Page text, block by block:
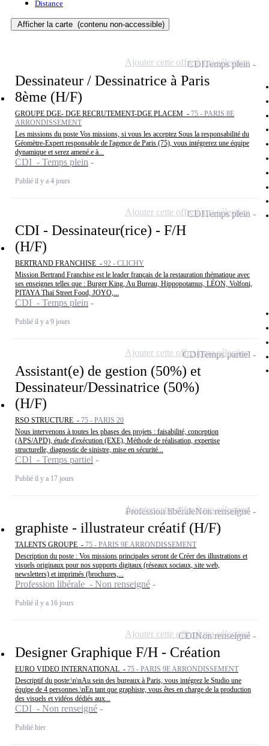
Distance
Afficher la carte (contenu non-accessible)
Dessinateur / Dessinatrice à Paris
8ème (H/F)
GROUPE DGE- DGE RECRUTEMENT-DGE PLACEM - 75 - PARIS 8E
ARRONDISSEMENT
Les missions du poste Vos missions, si vous les acceptez Sous la responsabilité du
Géomètre-Expert responsable de l'agence de Paris (75), vous intégrerez une équipe
dynamique et serez amené.e à...
CDI - Temps plein
Publié il y a 4 jours
CDITemps plein
Ajouter cette offre à ma sélection
CDI - Dessinateur(rice) - F/H
(H/F)
BERTRAND FRANCHISE - 92 - CLICHY
Mission Bertrand Franchise est le leader français de la restauration thématique avec
ses enseignes telles que : Burger King, Au Bureau, Hippopotamus, LÉON, Volfoni,
PITAYA Thaï Street Food, JOYO,...
CDI - Temps plein
Publié il y a 9 jours
CDITemps plein
Ajouter cette offre à ma sélection
Assistant(e) de gestion (50%) et
Dessinateur/Dessinatrice (50%)
(H/F)
RSO STRUCTURE - 75 - PARIS 20
Nous intervenons à toutes les phases des projets : faisabilité, conception
(APS/APD), étude d'exécution (EXE), Méthode de réalisation, expertise
structurelle, diagnostic de sinistre, mise en sécurité...
CDI - Temps partiel
Publié il y a 17 jours
CDITemps partiel
Ajouter cette offre à ma sélection
graphiste - illustrateur créatif (H/F)
TALENTS GROUPE - 75 - PARIS 9E ARRONDISSEMENT
Description du poste : Vos missions principales seront de Créer des illustrations et
visuels originaux pour nos supports digitaux (réseaux sociaux, site web,
newsletters) et imprimés (brochures,...
Profession libérale - Non renseigné
Publié il y a 16 jours
Profession libéraleNon renseigné
Ajouter cette offre à ma sélection
Designer Graphique F/H - Création
EURO VIDEO INTERNATIONAL - 75 - PARIS 9E ARRONDISSEMENT
Descriptif du poste:\n\nAu sein des bureaux à Paris, vous intégrez le Studio une
équipe de 4 personnes.\nEn tant que graphiste, vous êtes en charge de la production
des visuels et vidéos dédiés aux...
CDI - Non renseigné
Publié hier
CDINon renseigné
Ajouter cette offre à ma sélection